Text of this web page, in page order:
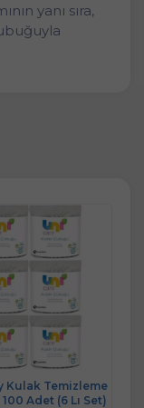
yanı sıra,
Kulak Temizleme
Adet (6 Lı Set)